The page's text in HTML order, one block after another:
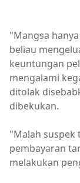
"Mangsa
beliau
keuntungan
mengalami
ditolak
dibekukan.
"Malah
pembayaran
melakukan